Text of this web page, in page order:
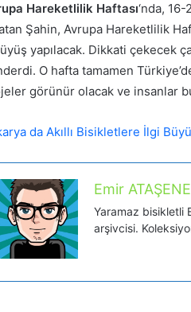
Hareketlilik Haftası‘nda,
Şahin, Avrupa Hareketlilik
yapılacak. Dikkati çekecek
O hafta tamamen
görünür olacak ve insanlar
da Akıllı Bisikletlere İlgi
Emir
Yaramaz bisikletli
arşivcisi.